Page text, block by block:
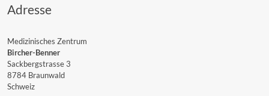
Adresse
Medizinisches Zentrum
Bircher-Benner
Sackbergstrasse 3
8784 Braunwald
Schweiz